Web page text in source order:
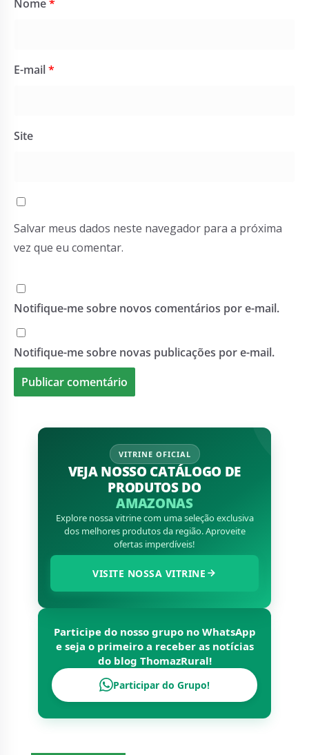
Nome*
E-mail*
Site
Salvar meus dados neste navegador para a próxima
vez que eu comentar.
Notifique-me sobre novos comentários por e-mail.
Notifique-me sobre novas publicações por e-mail.
VITRINE OFICIAL
VEJA NOSSO CATÁLOGO DE
PRODUTOS DO
AMAZONAS
Explore nossa vitrine com uma seleção exclusiva
dos melhores produtos da região. Aproveite
ofertas imperdíveis!
VISITE NOSSA VITRINE
Participe do nosso grupo no WhatsApp
e seja o primeiro a receber as notícias
do blog ThomazRural!
Participar do Grupo!